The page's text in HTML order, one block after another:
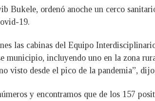
Bukele, ordenó anoche un cerco
19.
las cabinas del Equipo
municipio, incluyendo uno en la zona
visto desde el pico de la pandemia”,
y encontramos que de los 157